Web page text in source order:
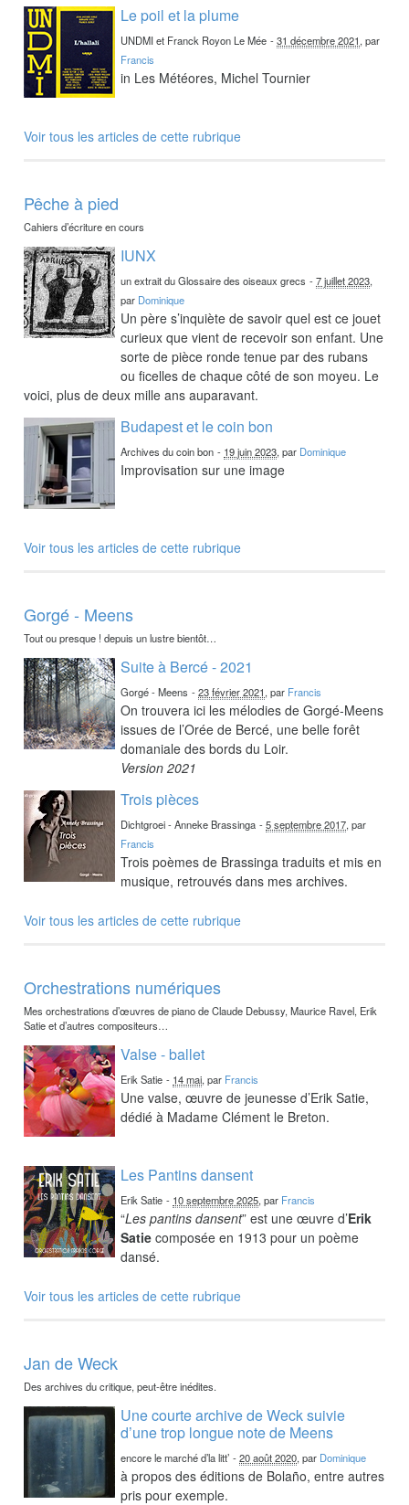
Le poil et la plume
UNDMI et Franck Royon Le Mée -31 décembre 2021, par
Francis
in Les Météores, Michel Tournier
Voir tous les articles de cette rubrique
Pêche à pied
Cahiers d’écriture en cours
IUNX
un extrait du Glossaire des oiseaux grecs -7 juillet 2023,
par Dominique
Un père s’inquiète de savoir quel est ce jouet
curieux que vient de recevoir son enfant. Une
sorte de pièce ronde tenue par des rubans
ou ficelles de chaque côté de son moyeu. Le
voici, plus de deux mille ans auparavant.
Budapest et le coin bon
Archives du coin bon - 19 juin 2023, par Dominique
Improvisation sur une image
Voir tous les articles de cette rubrique
Gorgé - Meens
Tout ou presque ! depuis un lustre bientôt…
Suite à Bercé - 2021
Gorgé - Meens -23 février 2021, par Francis
On trouvera ici les mélodies de Gorgé-Meens
issues de l’Orée de Bercé, une belle forêt
domaniale des bords du Loir.
Version 2021
Trois pièces
Dichtgroei - Anneke Brassinga -5 septembre 2017, par
Francis
Trois poèmes de Brassinga traduits et mis en
musique, retrouvés dans mes archives.
Voir tous les articles de cette rubrique
Orchestrations numériques
Mes orchestrations d’œuvres de piano de Claude Debussy, Maurice Ravel, Erik
Satie et d’autres compositeurs…
Valse - ballet
Erik Satie - 14 mai, par Francis
Une valse, œuvre de jeunesse d’Erik Satie,
dédié à Madame Clément le Breton.
Les Pantins dansent
Erik Satie - 10 septembre 2025, par Francis
“Les pantins dansent” est une œuvre d’Erik
Satie composée en 1913 pour un poème
dansé.
Voir tous les articles de cette rubrique
Jan de Weck
Des archives du critique, peut-être inédites.
Une courte archive de Weck suivie
d’une trop longue note de Meens
encore le marché d’la litt’ -20 août 2020, par Dominique
à propos des éditions de Bolaño, entre autres
pris pour exemple.